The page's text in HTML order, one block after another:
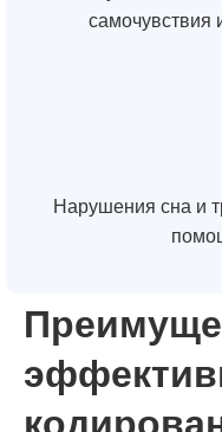
самочувствия
Нарушения сна и